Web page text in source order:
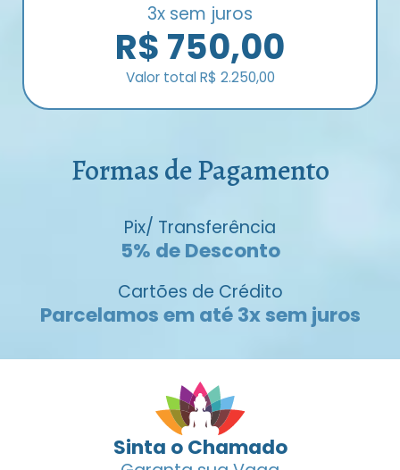
3x sem juros
R$ 750,00
Valor total R$ 2.250,00
Formas de Pagamento
Pix/ Transferência
5% de Desconto
Cartões de Crédito
Parcelamos em até 3x sem juros
Sinta o Chamado